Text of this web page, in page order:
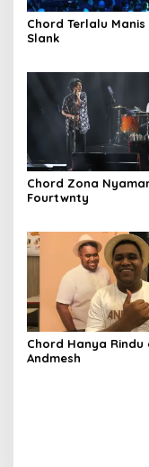
Chord Terlalu Manis
Slank
Chord Zona
Fourtwnty
Chord Hanya Rindu
Andmesh